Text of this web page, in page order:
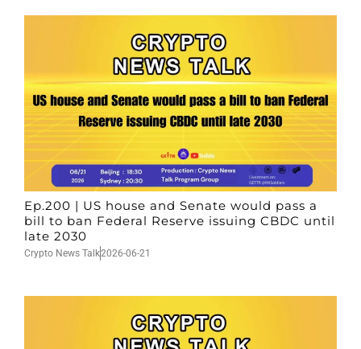
Ep.200 | US house and Senate would pass a
bill to ban Federal Reserve issuing CBDC until
late 2030
Crypto News Talk2026-06-21